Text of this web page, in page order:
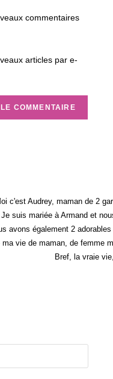
commentaires
articles par e-
c'est Audrey, maman de 2
Je suis mariée à Armand et
avons également 2
vie de maman, de femme
Bref, la vraie